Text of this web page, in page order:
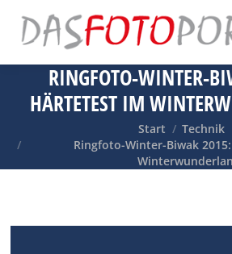
RINGFOTO-WINTER-
HÄRTETEST IM
Sie befinden sich hier:
Start
Technik
Ringfoto-Winter-Biwak